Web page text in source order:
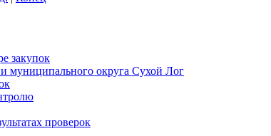
закупок
муниципального округа Сухой Лог
проверок